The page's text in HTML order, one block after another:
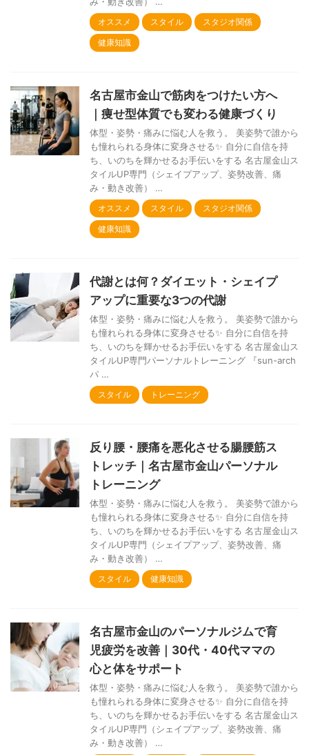
オススメ スタイル
スタジオ関係
健康知識
名古屋市金山で筋肉をつけたい方へ
｜痩せ型体質でも変わる健康づくり
体型・姿勢・痛みに悩む人を救う。 美姿勢で誰から
も憧れられる身体に変身させる✨ 自分に自信を持
ち、いのちを輝かせるお手伝いをする 名古屋金山ス
タイルUP専門（シェイプアップ、姿勢改善、痛
み・動き改善） …
オススメ スタイル
スタジオ関係
健康知識
代謝とは何？ダイエット・シェイプ
アップに重要な3つの代謝
体型・姿勢・痛みに悩む人を救う。 美姿勢で誰から
も憧れられる身体に変身させる✨ 自分に自信を持
ち、いのちを輝かせるお手伝いをする 名古屋金山ス
タイルUP専門パーソナルトレーニング 『sun-arch
パ …
スタイル トレーニング
反り腰・腰痛を悪化させる腸腰筋ス
トレッチ｜名古屋市金山パーソナル
トレーニング
体型・姿勢・痛みに悩む人を救う。 美姿勢で誰から
も憧れられる身体に変身させる✨ 自分に自信を持
ち、いのちを輝かせるお手伝いをする 名古屋金山ス
タイルUP専門（シェイプアップ、姿勢改善、痛
み・動き改善） …
スタイル 健康知識
名古屋市金山のパーソナルジムで育
児疲労を改善｜30代・40代ママの
心と体をサポート
体型・姿勢・痛みに悩む人を救う。 美姿勢で誰から
も憧れられる身体に変身させる✨ 自分に自信を持
ち、いのちを輝かせるお手伝いをする 名古屋金山ス
タイルUP専門（シェイプアップ、姿勢改善、痛
み・動き改善） …